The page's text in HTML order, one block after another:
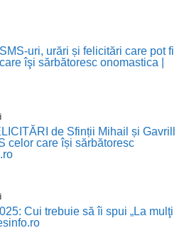
uri, urări și felicitări care pot fi
îşi sărbătoresc onomastica |
de Sfinții Mihail și Gavrill
celor care își sărbătoresc
Cui trebuie să îi spui „La mulţi